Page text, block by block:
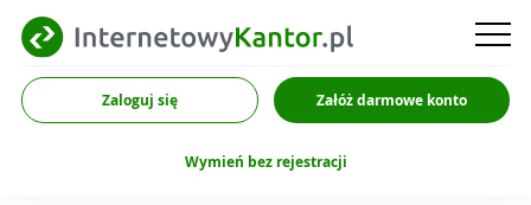
Zaloguj się Załóż darmowe konto
Wymień bez rejestracji